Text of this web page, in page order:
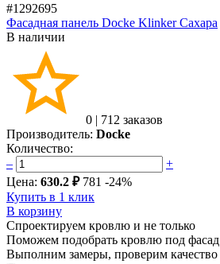
#1292695
Фасадная панель Docke Klinker Сахара
В наличии
0 | 712 заказов
Производитель: Docke
Количество:
–
+
Цена: 630.2 ₽ 781 -24%
Купить в 1 клик
В корзину
Спроектируем кровлю и не только
Поможем подобрать кровлю под фасад
Выполним замеры, проверим качество